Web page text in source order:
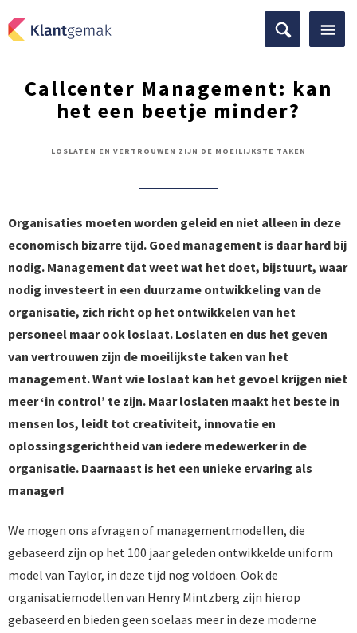
Callcenter Management: kan
het een beetje minder?
LOSLATEN EN VERTROUWEN ZIJN DE MOEILIJKSTE TAKEN
Organisaties moeten worden geleid en niet alleen in deze
economisch bizarre tijd. Goed management is daar hard bij
nodig. Management dat weet wat het doet, bijstuurt, waar
nodig investeert in een duurzame ontwikkeling van de
organisatie, zich richt op het ontwikkelen van het
personeel maar ook loslaat. Loslaten en dus het geven
van vertrouwen zijn de moeilijkste taken van het
management. Want wie loslaat kan het gevoel krijgen niet
meer ‘in control’ te zijn. Maar loslaten maakt het beste in
mensen los, leidt tot creativiteit, innovatie en
oplossingsgerichtheid van iedere medewerker in de
organisatie. Daarnaast is het een unieke ervaring als
manager!
We mogen ons afvragen of managementmodellen, die
gebaseerd zijn op het 100 jaar geleden ontwikkelde uniform
model van Taylor, in deze tijd nog voldoen. Ook de
organisatiemodellen van Henry Mintzberg zijn hierop
gebaseerd en bieden geen soelaas meer in deze moderne